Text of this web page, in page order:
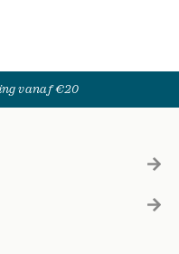
vanaf €20